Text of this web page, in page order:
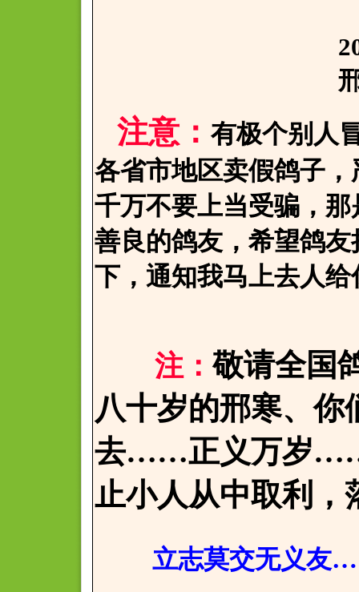
邢寒于
注意： 有极个别人
各省市地区卖假鸽子
千万不要上当受骗，
善良的鸽友，希望鸽友
下，通知我马上去人给
注： 敬请全国
八十岁的邢寒、你
去……正义万岁……
止小人从中取利，
立志莫交无义友